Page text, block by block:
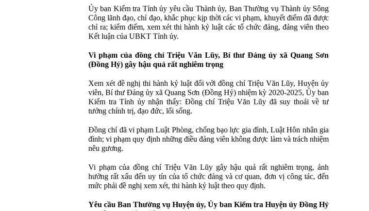
Ủy ban Kiểm tra Tỉnh ủy yêu cầu Thành ủy, Ban Thường vụ Thành ủy Sông
Công lãnh đạo, chỉ đạo, khắc phục kịp thời các vi phạm, khuyết điểm đã được
chỉ ra; kiểm điểm, xem xét thi hành kỷ luật các tổ chức đảng, đảng viên theo
Kết luận của UBKT Tỉnh ủy.
Vi phạm của đồng chí Triệu Văn Lũy, Bí thư Đảng ủy xã Quang Sơn
(Đồng Hỷ) gây hậu quả rất nghiêm trọng
Xem xét đề nghị thi hành kỷ luật đối với đồng chí Triệu Văn Lũy, Huyện ủy
viên, Bí thư Đảng ủy xã Quang Sơn (Đồng Hỷ) nhiệm kỳ 2020-2025, Ủy ban
Kiểm tra Tỉnh ủy nhận thấy: Đồng chí Triệu Văn Lũy đã suy thoái về tư
tưởng chính trị, đạo đức, lối sống.
Đồng chí đã vi phạm Luật Phòng, chống bạo lực gia đình, Luật Hôn nhân gia
đình; vi phạm quy định những điều đảng viên không được làm và trách nhiệm
nêu gương.
Vi phạm của đồng chí Triệu Văn Lũy gây hậu quả rất nghiêm trọng, ảnh
hưởng rất xấu đến uy tín của tổ chức đảng và cơ quan, đơn vị công tác, đến
mức phải đề nghị xem xét, thi hành kỷ luật theo quy định.
Yêu cầu Ban Thường vụ Huyện ủy, Ủy ban Kiểm tra Huyện ủy Đồng Hỷ